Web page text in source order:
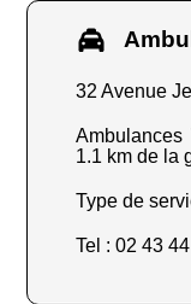
32 Avenue
1.1 km de la
Type de
Tel : 02 43